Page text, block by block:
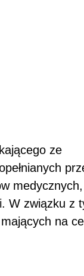
ze
medycznych,
W związku z
na